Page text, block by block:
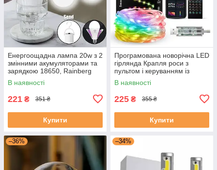
Енергоощадна лампа 20w з 2
змінними акумуляторами та
зарядкою 18650, Rainberg
P920
В наявності
221 ₴ 351 ₴
Купити
Програмована новорічна LED
гірлянда Крапля роси з
пультом і керуванням із
телефона SFK-04 Bluetooth
USB 10 м
В наявності
225 ₴ 355 ₴
Купити
–36% –34%